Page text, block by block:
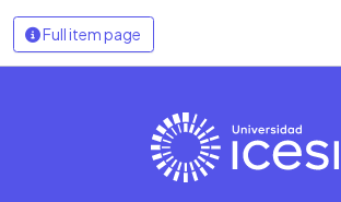
Full item page